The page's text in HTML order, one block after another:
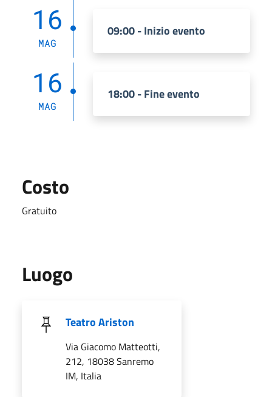
16
MAG
09:00 - Inizio evento
16
MAG
18:00 - Fine evento
Costo
Gratuito
Luogo
Teatro Ariston
Via Giacomo Matteotti,
212, 18038 Sanremo
IM, Italia